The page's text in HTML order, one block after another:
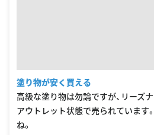
塗り物が安く買える
高級な塗り物は勿論ですが、リーズ
アウトレット状態で売られています
ね。